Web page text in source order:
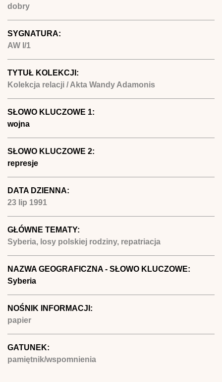
dobry
SYGNATURA:
AW I/1
TYTUŁ KOLEKCJI:
Kolekcja relacji / Akta Wandy Adamonis
SŁOWO KLUCZOWE 1:
wojna
SŁOWO KLUCZOWE 2:
represje
DATA DZIENNA:
23 lip 1991
GŁÓWNE TEMATY:
Syberia, losy polskiej rodziny, repatriacja
NAZWA GEOGRAFICZNA - SŁOWO KLUCZOWE:
Syberia
NOŚNIK INFORMACJI:
papier
GATUNEK:
pamiętnik/wspomnienia